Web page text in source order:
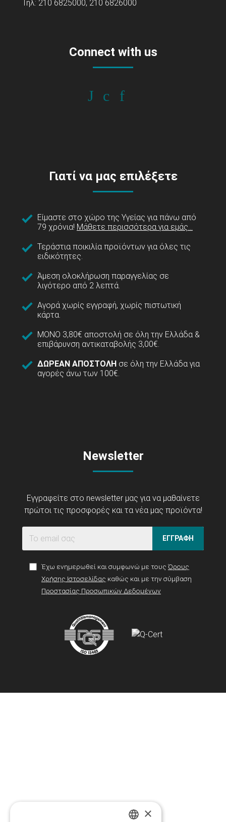
Τηλ: 210 6825000, 210 6826000
Connect with us
Γιατί να μας επιλέξετε
Είμαστε στο χώρο της Υγείας για πάνω από
79 χρόνια! Μάθετε περισσότερα για εμάς...
Τεράστια ποικιλία προϊόντων για όλες τις
ειδικότητες.
Άμεση ολοκλήρωση παραγγελίας σε
λιγότερο από 2 λεπτά.
Αγορά χωρίς εγγραφή, χωρίς πιστωτική
κάρτα.
ΜΟΝΟ 3,80€ αποστολή σε όλη την Ελλάδα &
επιβάρυνση αντικαταβολής 3,00€.
ΔΩΡΕΑΝ ΑΠΟΣΤΟΛΗ σε όλη την Ελλάδα για
αγορές άνω των 100€.
Newsletter
Εγγραφείτε στο newsletter μας για να μαθαίνετε
πρώτοι τις προσφορές και τα νέα μας προϊόντα!
ΕΓΓΡΑΦΗ
Έχω ενημερωθεί και συμφωνώ με τους Όρους
Χρήσης Ιστοσελίδας καθώς και με την σύμβαση
Προστασίας Προσωπικών Δεδομένων
×